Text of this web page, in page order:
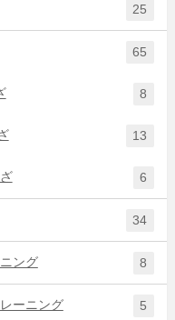
25
65
8
13
6
34
ング 8
ーニング 5